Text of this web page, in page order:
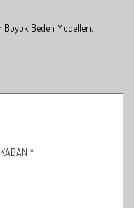
Büyük Beden Modelleri,
*